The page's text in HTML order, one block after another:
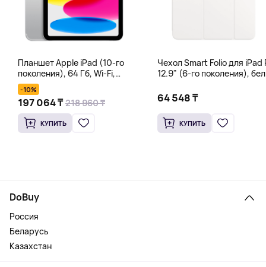
Планшет Apple iPad (10-го
поколения), 64 Гб, Wi-Fi,
серебряный
-10%
197 064 ₸ 218 960 ₸
КУПИТЬ
Чехол Smart Folio для iPad
12.9" (6-го поколения),
64 548 ₸
КУПИТЬ
DoBuy
Россия
Беларусь
Казахстан